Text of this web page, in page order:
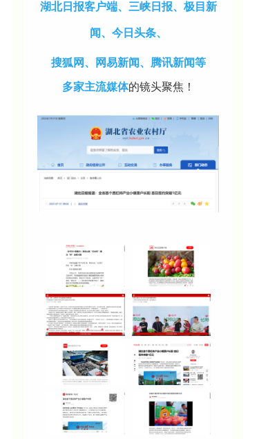
湖北日报客户端、三峡日报、极目新
闻、 今日头条、
搜狐网、 网易新闻、腾讯新闻等
多家主流媒体的镜头聚焦！